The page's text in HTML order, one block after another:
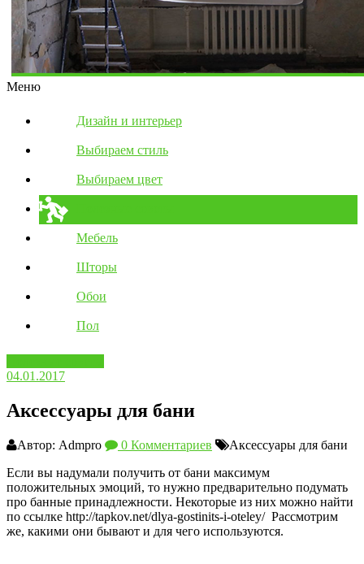
Меню
Дизайн и интерьер
Выбираем стиль
Выбираем цвет
Мебель
Шторы
Обои
Пол
04.01.2017
Аксессуары для бани
Автор: Admpro 0 Комментариев
Аксессуары для бани
Если вы надумали получить от бани максимум
положительных эмоций, то нужно предварительно подумать
про банные принадлежности. Некоторые из них можно найти
по ссылке http://tapkov.net/dlya-gostinits-i-oteley/ Рассмотрим
же, какими они бывают и для чего используются.